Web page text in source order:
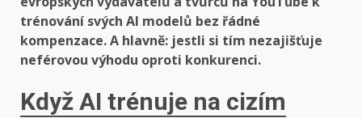
trénování svých AI modelů bez řádné
kompenzace. A hlavně: jestli si tím nezajišťuje
neférovou výhodu oproti konkurenci.
Když AI trénuje na cizím